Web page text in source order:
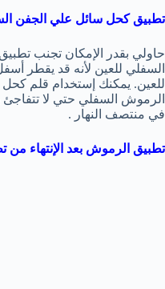
تطبيق كحل سائل علي الجفن
حاولي بقدر الإمكان تجنب
السفلي للعين لأنه قد يقطر
للعين. يمكنك إستخدام قلم
الرموش السفلي حتي لا
في منتصف النهار .
تطبيق الرموش بعد الإنتهاء من